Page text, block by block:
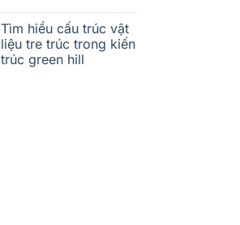
Tìm hiểu cấu trúc vật
liệu tre trúc trong kiến
trúc green hill